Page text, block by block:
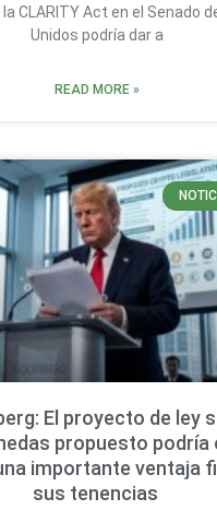
CLARITY Act en el Senado
Unidos podría dar a
READ MORE »
El proyecto de ley
propuesto podría
importante ventaja
sus tenencias